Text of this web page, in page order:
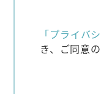
「プライバ
き、 ご同意